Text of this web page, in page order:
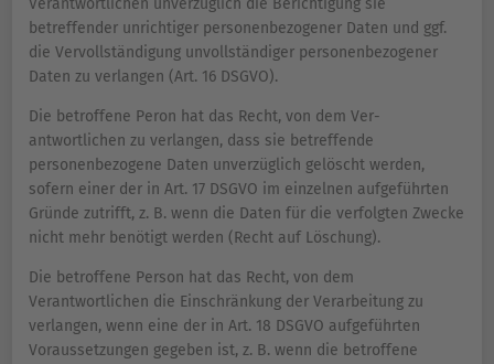
Verantwortlichen unverzüglich die Berichtigung sie
betreffender unrichtiger personenbezogener Daten und ggf.
die Vervollständigung unvollständiger personenbezogener
Daten zu verlangen (Art. 16 DSGVO).
Die betroffene Peron hat das Recht, von dem Ver-
antwortlichen zu verlangen, dass sie betreffende
personenbezogene Daten unverzüglich gelöscht werden,
sofern einer der in Art. 17 DSGVO im einzelnen aufgeführten
Gründe zutrifft, z. B. wenn die Daten für die verfolgten Zwecke
nicht mehr benötigt werden (Recht auf Löschung).
Die betroffene Person hat das Recht, von dem
Verantwortlichen die Einschränkung der Verarbeitung zu
verlangen, wenn eine der in Art. 18 DSGVO aufgeführten
Voraussetzungen gegeben ist, z. B. wenn die betroffene